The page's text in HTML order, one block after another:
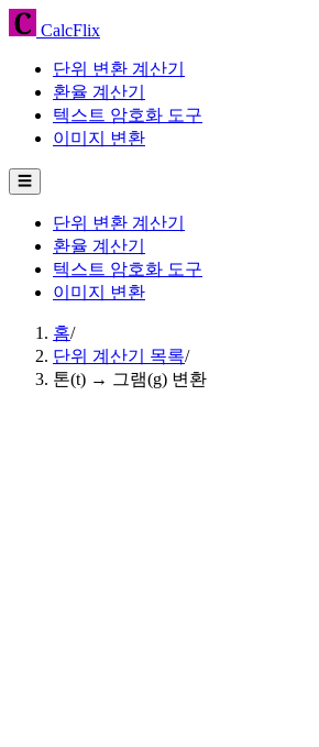
CalcFlix
단위 변환 계산기
환율 계산기
텍스트 암호화 도구
이미지 변환
☰
단위 변환 계산기
환율 계산기
텍스트 암호화 도구
이미지 변환
홈/
단위 계산기 목록/
톤(t) → 그램(g) 변환